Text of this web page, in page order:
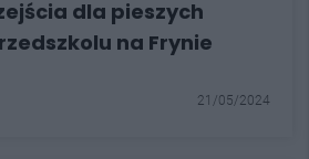
dla pieszych
na Frynie
21/05/2024